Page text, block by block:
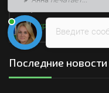
Воскресение
Последние новости
Введите